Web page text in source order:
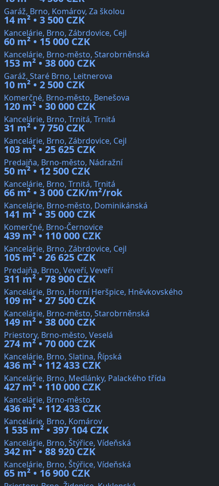
Garáž, Brno, Komárov, Za školou
14 m² • 3 500 CZK
Kancelárie, Brno, Zábrdovice, Cejl
60 m² • 15 000 CZK
Kancelárie, Brno-město, Starobrněnská
153 m² • 38 000 CZK
Garáž, Staré Brno, Leitnerova
10 m² • 2 500 CZK
Komerčné, Brno-město, Benešova
120 m² • 30 000 CZK
Kancelárie, Brno, Trnitá, Trnitá
31 m² • 7 750 CZK
Kancelárie, Brno, Zábrdovice, Cejl
103 m² • 25 625 CZK
Predajňa, Brno-město, Nádražní
50 m² • 12 500 CZK
Kancelárie, Brno, Trnitá, Trnitá
66 m² • 3 000 CZK/m²/rok
Kancelárie, Brno-město, Dominikánská
141 m² • 35 000 CZK
Komerčné, Brno-Černovice
439 m² • 110 000 CZK
Kancelárie, Brno, Zábrdovice, Cejl
105 m² • 26 625 CZK
Predajňa, Brno, Veveří, Veveří
311 m² • 78 900 CZK
Kancelárie, Brno, Horní Heršpice, Hněvkovského
109 m² • 27 500 CZK
Kancelárie, Brno-město, Starobrněnská
149 m² • 38 000 CZK
Priestory, Brno-město, Veselá
274 m² • 70 000 CZK
Kancelárie, Brno, Slatina, Řípská
436 m² • 112 433 CZK
Kancelárie, Brno, Medlánky, Palackého třída
427 m² • 110 000 CZK
Kancelárie, Brno-město
436 m² • 112 433 CZK
Kancelárie, Brno, Komárov
1 535 m² • 397 104 CZK
Kancelárie, Brno, Štýřice, Vídeňská
342 m² • 88 920 CZK
Kancelárie, Brno, Štýřice, Vídeňská
65 m² • 16 900 CZK